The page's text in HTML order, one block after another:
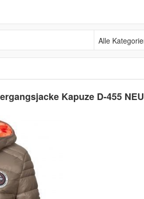
Alle Kategorien
Kapuze D-455 NEU